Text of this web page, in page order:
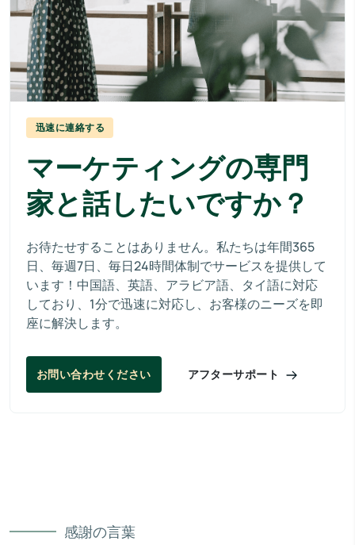
迅速に連絡する
マーケティングの専門
家と話したいですか？
お待たせすることはありません。私たちは年間365
日、毎週7日、毎日24時間体制でサービスを提供して
います！中国語、英語、アラビア語、タイ語に対応
しており、1分で迅速に対応し、お客様のニーズを即
座に解決します。
お問い合わせください アフターサポート
感謝の言葉